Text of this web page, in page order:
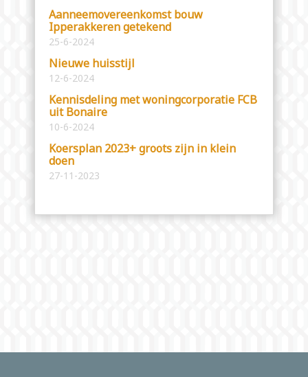
Aanneemovereenkomst bouw
Ipperakkeren getekend
25-6-2024
Nieuwe huisstijl
12-6-2024
Kennisdeling met woningcorporatie FCB
uit Bonaire
10-6-2024
Koersplan 2023+ groots zijn in klein
doen
27-11-2023